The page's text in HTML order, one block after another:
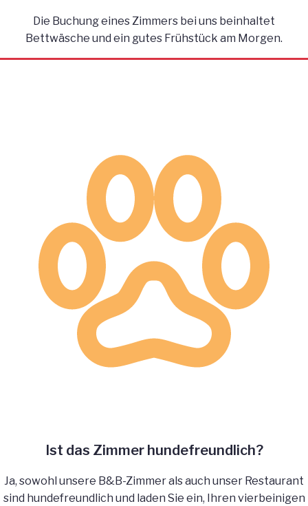
Die Buchung eines Zimmers bei uns beinhaltet
Bettwäsche und ein gutes Frühstück am Morgen.
Ist das Zimmer hundefreundlich?
Ja, sowohl unsere B&B-Zimmer als auch unser Restaurant
sind hundefreundlich und laden Sie ein, Ihren vierbeinigen